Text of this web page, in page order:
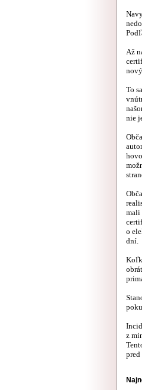
Až
To
nie
mali
o
dní.
z